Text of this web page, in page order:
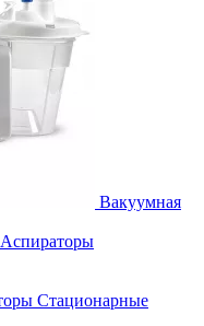
Вакуумная
Аспираторы
Стационарные